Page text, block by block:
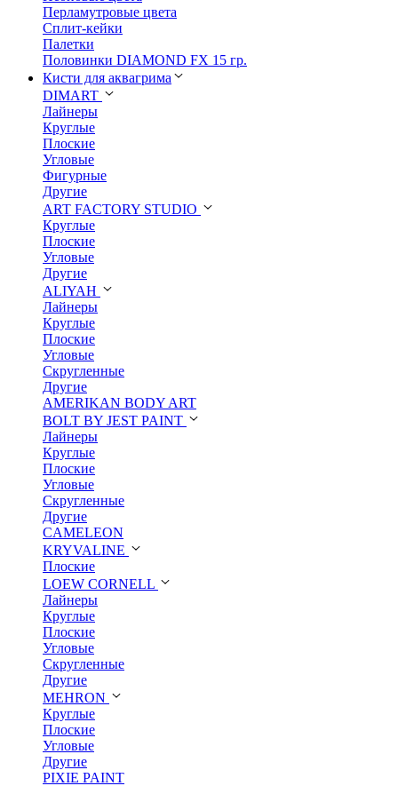
Перламутровые цвета
Сплит-кейки
Палетки
Половинки DIAMOND FX 15 гр.
Кисти для аквагрима
DIMART
Лайнеры
Круглые
Плоские
Угловые
Фигурные
Другие
ART FACTORY STUDIO
Круглые
Плоские
Угловые
Другие
ALIYAH
Лайнеры
Круглые
Плоские
Угловые
Скругленные
Другие
AMERIKAN BODY ART
BOLT BY JEST PAINT
Лайнеры
Круглые
Плоские
Угловые
Скругленные
Другие
CAMELEON
KRYVALINE
Плоские
LOEW CORNELL
Лайнеры
Круглые
Плоские
Угловые
Скругленные
Другие
MEHRON
Круглые
Плоские
Угловые
Другие
PIXIE PAINT